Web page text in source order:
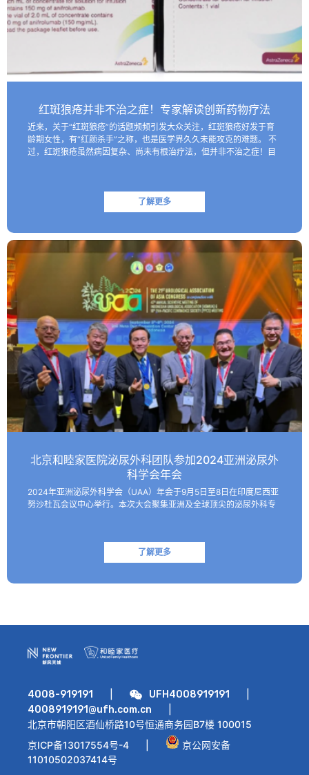
红斑狼疮并非不治之症！专家解读创新药物疗法
近来，关于“红斑狼疮”的话题频频引发大众关注，红斑狼疮好发于育
龄期女性，有“红颜杀手”之称，也是医学界久久未能攻克的难题。 不
过，红斑狼疮虽然病因复杂、尚未有根治疗法，但并非不治之症！目
了解更多
北京和睦家医院泌尿外科团队参加2024亚洲泌尿外
科学会年会
2024年亚洲泌尿外科学会（UAA）年会于9月5日至8日在印度尼西亚
努沙杜瓦会议中心举行。本次大会聚集亚洲及全球顶尖的泌尿外科专
了解更多
4008-919191 UFH4008919191
4008919191@ufh.com.cn
北京市朝阳区酒仙桥路10号恒通商务园B7楼 100015
京ICP备13017554号-4
京公网安备
11010502037414号